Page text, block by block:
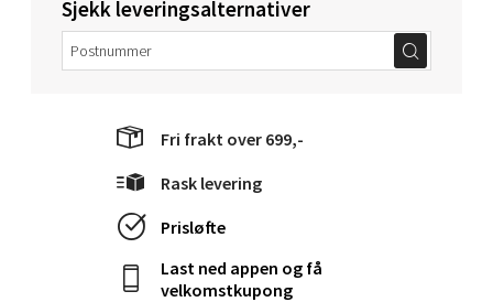
Sjekk leveringsalternativer
Fri frakt over 699,-
Rask levering
Prisløfte
Last ned appen og få
velkomstkupong
Torget 1, 6413 Molde
Åpent i dag 10-20